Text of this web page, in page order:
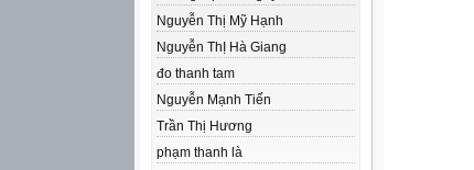
Nguyễn Thị Mỹ Hạnh
Nguyễn ThỊ Hà Giang
đo thanh tam
Nguyễn Mạnh Tiến
Trần Thị Hương
phạm thanh là